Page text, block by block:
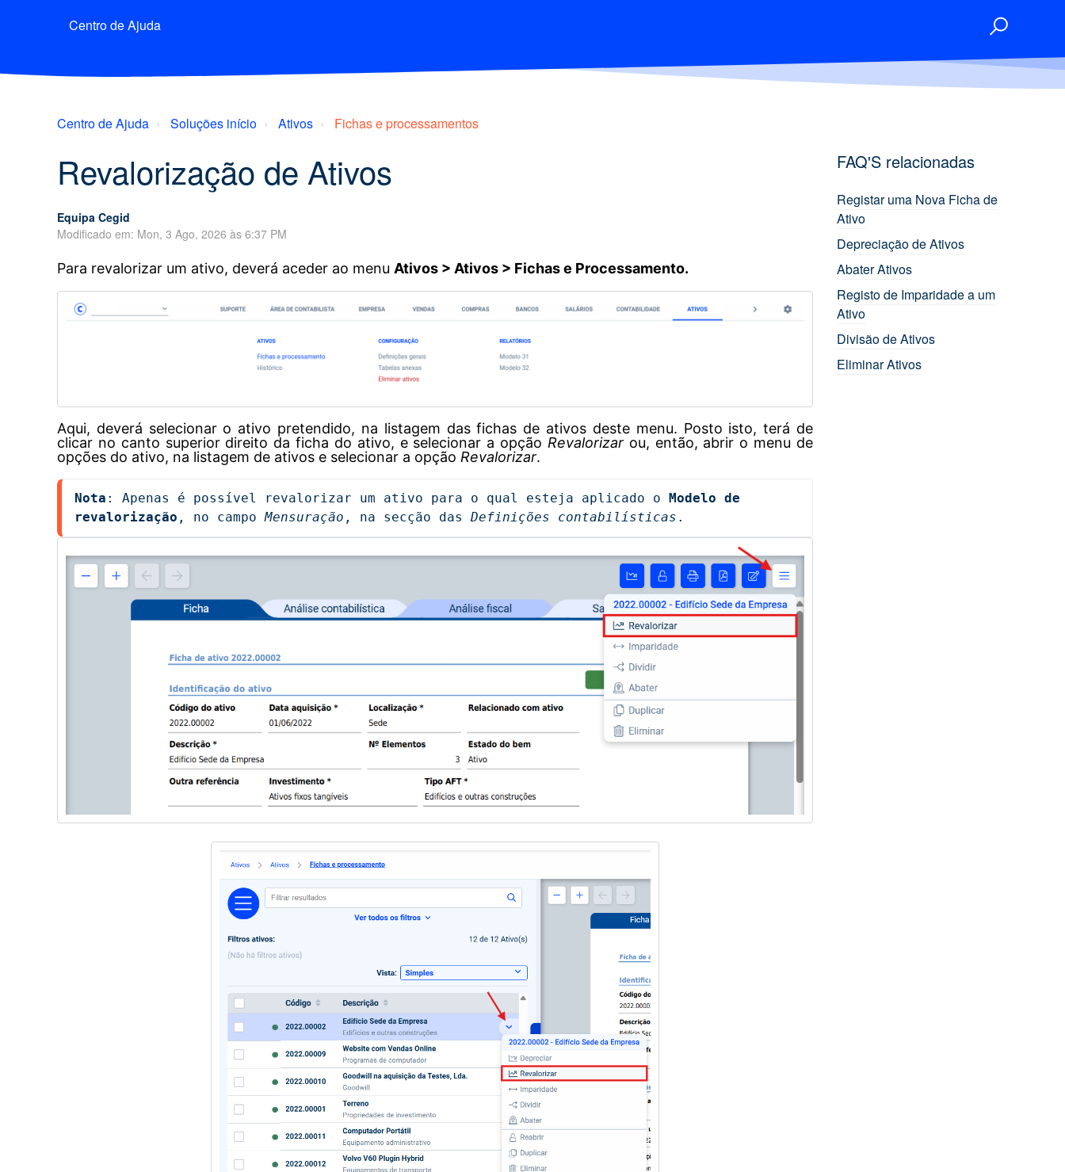
Centro de Ajuda
Centro de Ajuda Soluções início Ativos Fichas e processamentos
Revalorização de Ativos
Equipa Cegid
Modificado em: Mon, 3 Ago, 2026 às 6:37 PM
Para revalorizar um ativo, deverá aceder ao menu Ativos > Ativos > Fichas e Processamento.
Aqui, deverá selecionar o ativo pretendido, na listagem das fichas de ativos deste menu. Posto isto, terá de
clicar no canto superior direito da ficha do ativo, e selecionar a opção Revalorizar ou, então, abrir o menu de
opções do ativo, na listagem de ativos e selecionar a opção Revalorizar.
Nota : Apenas é possível revalorizar um ativo para o qual esteja aplicado o Modelo de
revalorização , no campo Mensuração , na secção das Definições contabilísticas .
FAQ'S relacionadas
Registar uma Nova Ficha de
Ativo
Depreciação de Ativos
Abater Ativos
Registo de Imparidade a um
Ativo
Divisão de Ativos
Eliminar Ativos